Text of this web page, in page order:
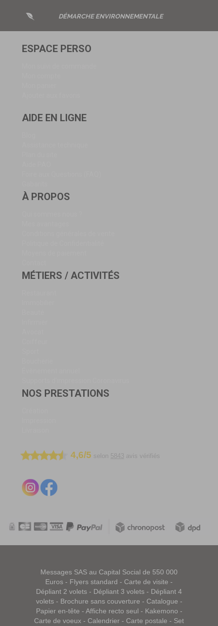
DÉMARCHE ENVIRONNEMENTALE
ESPACE PERSO
AIDE EN LIGNE
À PROPOS
MÉTIERS / ACTIVITÉS
NOS PRESTATIONS
4,6/5 selon 5843 avis vérifiés
Messages SAS au Capital Social de 550 000
Euros - Flyers standard - Carte de visite -
Dépliant 2 volets - Dépliant 3 volets - Dépliant 4
volets- Brochure sans couverture - Catalogue -
Papier en-tête - Affiche recto seul - Kakemono -
Carte de voeux - Calendrier - Carte postale - Set